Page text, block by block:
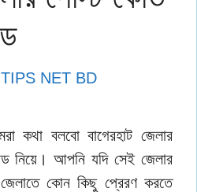
TIPS NET BD
কথা বলবো বাগেরহাট জেলার
নিয়ে। আপনি যদি সেই জেলার
কোন কিছু প্রেরণ করতে